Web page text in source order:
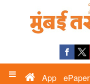
App ePaper